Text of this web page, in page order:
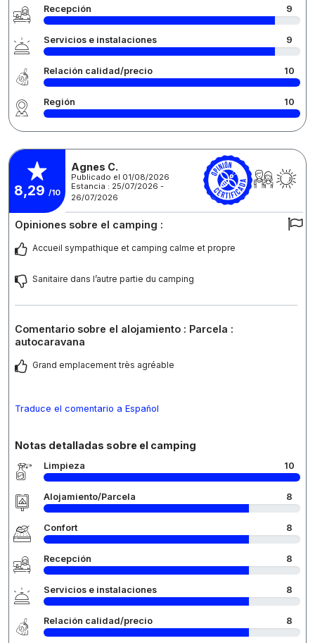
Recepción 9
Servicios e instalaciones 9
Relación calidad/precio 10
Región 10
8,29 /10
Agnes C.
Publicado el 01/08/2026
Estancia : 25/07/2026 -
26/07/2026
Opiniones sobre el camping :
Accueil sympathique et camping calme et propre
Sanitaire dans l’autre partie du camping
Comentario sobre el alojamiento : Parcela :
autocaravana
Grand emplacement très agréable
Traduce el comentario a Español
Notas detalladas sobre el camping
Limpieza 10
Alojamiento/Parcela 8
Confort 8
Recepción 8
Servicios e instalaciones 8
Relación calidad/precio 8